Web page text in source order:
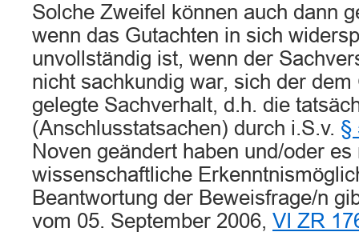
Solche Zweifel können auch dann
wenn das Gutachten in sich
unvollständig ist, wenn der
nicht sachkundig war, sich der
gelegte Sachverhalt, d.h. die
(Anschlusstatsachen) durch i.S.v. §
Noven geändert haben und/oder es
wissenschaftliche
Beantwortung der Beweisfrage/n
vom 05. September 2006, VI ZR